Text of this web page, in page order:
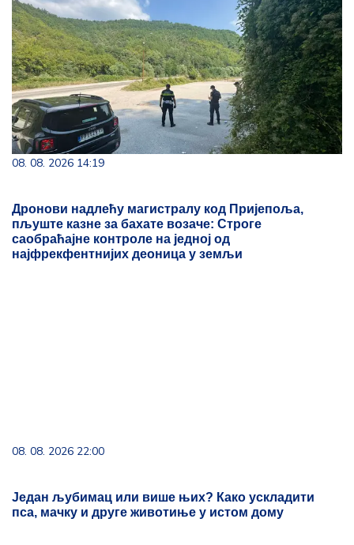
08. 08. 2026 14:19
Дронови надлећу магистралу код Пријепоља,
пљуште казне за бахате возаче: Строге
саобраћајне контроле на једној од
најфрекфентнијих деоница у земљи
08. 08. 2026 22:00
Један љубимац или више њих? Како ускладити
пса, мачку и друге животиње у истом дому